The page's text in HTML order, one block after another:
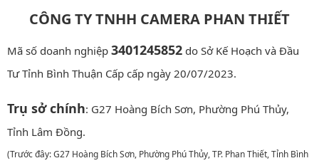
CÔNG TY TNHH CAMERA PHAN THIẾT
Mã số doanh nghiệp 3401245852 do Sở Kế Hoạch và Đầu
Tư Tỉnh Bình Thuận Cấp cấp ngày 20/07/2023.
Trụ sở chính: G27 Hoàng Bích Sơn, Phường Phú Thủy,
Tỉnh Lâm Đồng.
(Trước đây: G27 Hoàng Bích Sơn, Phường Phú Thủy, TP. Phan Thiết, Tỉnh Bình